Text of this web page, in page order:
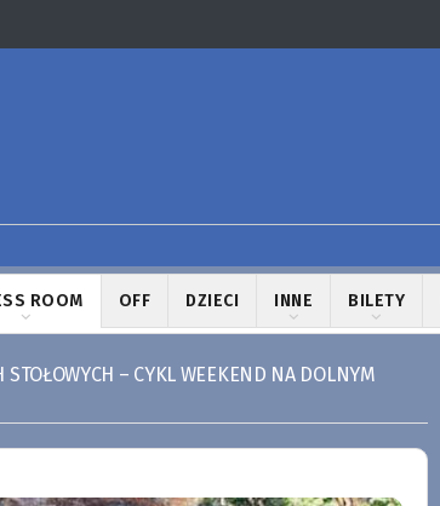
ROOM OFF DZIECI INNE BILETY
STOŁOWYCH – CYKL WEEKEND NA DOLNYM